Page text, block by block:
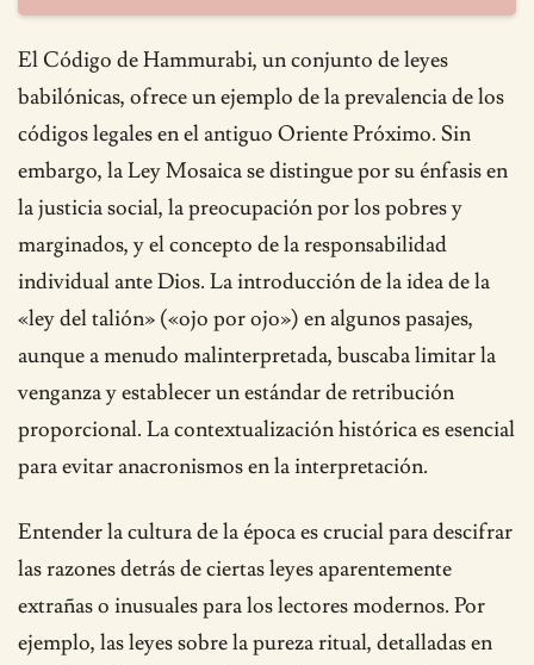
El Código de Hammurabi, un conjunto de leyes
babilónicas, ofrece un ejemplo de la prevalencia de los
códigos legales en el antiguo Oriente Próximo. Sin
embargo, la Ley Mosaica se distingue por su énfasis en
la justicia social, la preocupación por los pobres y
marginados, y el concepto de la responsabilidad
individual ante Dios. La introducción de la idea de la
«ley del talión» («ojo por ojo») en algunos pasajes,
aunque a menudo malinterpretada, buscaba limitar la
venganza y establecer un estándar de retribución
proporcional. La contextualización histórica es esencial
para evitar anacronismos en la interpretación.
Entender la cultura de la época es crucial para descifrar
las razones detrás de ciertas leyes aparentemente
extrañas o inusuales para los lectores modernos. Por
ejemplo, las leyes sobre la pureza ritual, detalladas en